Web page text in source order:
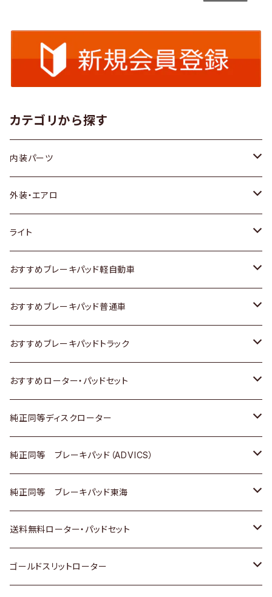
カテゴリから探す
内装パーツ
トヨタ
ホンダ
スズキ
日産
いすゞ
ダイハツ
マツダ
三菱
スバル
日野
三菱ふそう
外装・エアロ
トヨタ
ホンダ
スズキ
日産
いすゞ
ダイハツ
マツダ
三菱
日野
三菱ふそう
ライト
トヨタ
スズキ
日産
いすゞ
ダイハツ
三菱
日野
三菱ふそう
その他
おすすめブレーキパッド軽自動車
トヨタ
ホンダ
スズキ
日産
ダイハツ
マツダ
三菱
スバル
おすすめブレーキパッド普通車
トヨタ
ホンダ
スズキ
日産
いすゞ
ダイハツ
マツダ
おすすめブレーキパッドトラック
トヨタ
日産
いすゞ
ダイハツ
マツダ
三菱
おすすめローター・パッドセット
トヨタ
ホンダ
スズキ
日産
ダイハツ
純正同等ディスクローター
トヨタ
ホンダ
スズキ
日産
純正同等 ブレーキパッド（ADVICS）
トヨタ
ホンダ
スズキ
純正同等 ブレーキパッド東海
トヨタ
ホンダ
送料無料ローター・パッドセット
トヨタ
ゴールドスリットローター